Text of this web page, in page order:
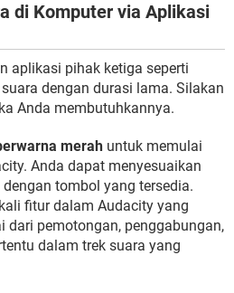
di Komputer via Aplikasi
aplikasi pihak ketiga seperti
dengan durasi lama. Silakan
Anda membutuhkannya.
merah untuk memulai
Anda dapat menyesuaikan
tombol yang tersedia.
fitur dalam Audacity yang
dari pemotongan, penggabungan,
dalam trek suara yang